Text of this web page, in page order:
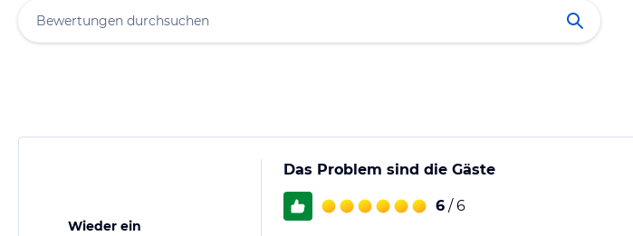
Wieder ein
Das Problem sind die Gäste
6 / 6